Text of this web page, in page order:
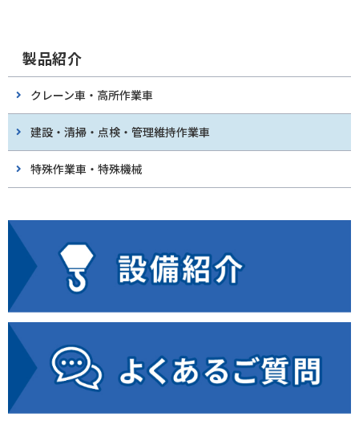
製品紹介
クレーン車・高所作業車
建設・清掃・点検・管理維持作業車
特殊作業車・特殊機械